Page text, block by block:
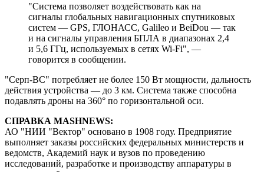
"Система позволяет воздействовать как на
сигналы глобальных навигационных спутниковых
систем — GPS, ГЛОНАСС, Galileo и BeiDou — так
и на сигналы управления БПЛА в диапазонах 2,4
и 5,6 ГГц, используемых в сетях Wi-Fi", —
говорится в сообщении.
"Серп-ВС" потребляет не более 150 Вт мощности, дальность
действия устройства — до 3 км. Система также способна
подавлять дроны на 360° по горизонтальной оси.
СПРАВКА MASHNEWS:
АО "НИИ "Вектор" основано в 1908 году. Предприятие
выполняет заказы российских федеральных министерств и
ведомств, Академий наук и вузов по проведению
исследований, разработке и производству аппаратуры в